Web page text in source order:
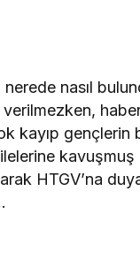
nasıl
kayıp gençlerin
kavuşmuş
HTGV’na